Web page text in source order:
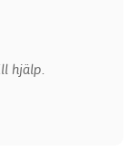
hjälp.